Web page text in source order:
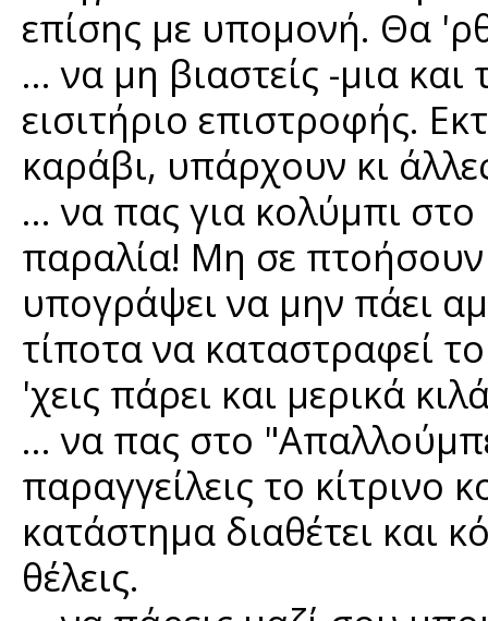
επίσης με υπομονή. Θα
… να μη βιαστείς -μια
εισιτήριο επιστροφής.
καράβι, υπάρχουν κι
… να πας για κολύμπι
παραλία! Μη σε
υπογράψει να μην πάει
τίποτα να καταστραφεί
'χεις πάρει και μερικά
… να πας στο
παραγγείλεις το κίτρινο
κατάστημα διαθέτει και
θέλεις.